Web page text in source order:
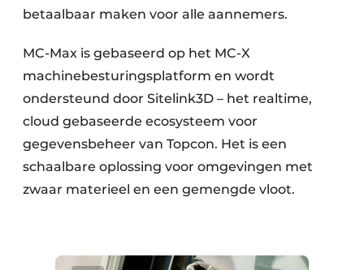
betaalbaar maken voor alle aannemers.
MC-Max is gebaseerd op het MC-X
machinebesturingsplatform en wordt
ondersteund door Sitelink3D – het realtime,
cloud gebaseerde ecosysteem voor
gegevensbeheer van Topcon. Het is een
schaalbare oplossing voor omgevingen met
zwaar materieel en een gemengde vloot.